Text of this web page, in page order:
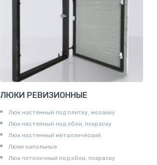
ЛЮКИ РЕВИЗИОННЫЕ
Люк настенный под плитку, мозаику
Люк настенный под обои, покраску
Люк настенный металлический
Люки напольные
Люк потолочный под обои, покраску